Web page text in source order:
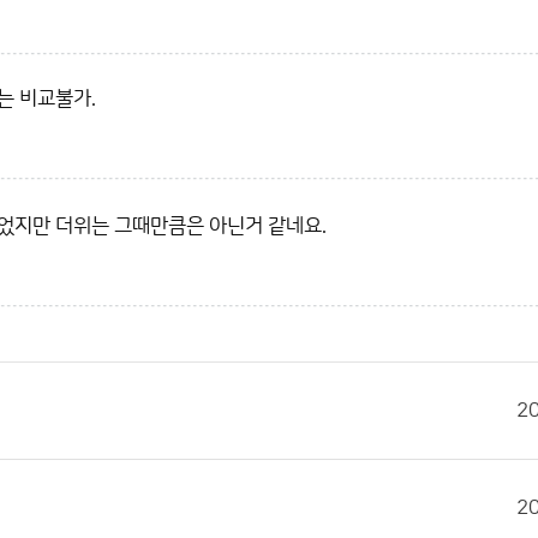
비교불가.
지만 더위는 그때만큼은 아닌거 같네요.